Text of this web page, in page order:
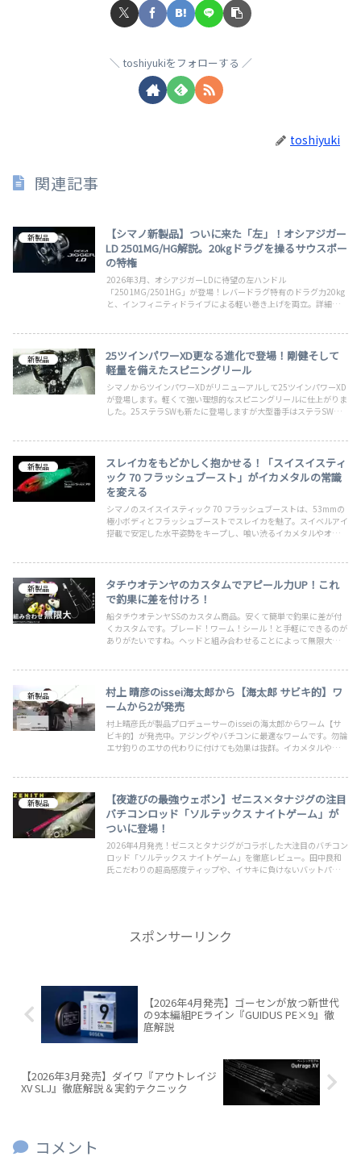
toshiyukiをフォローする
toshiyuki
関連記事
新製品
【シマノ新製品】ついに来た「左」！オシアジガー
LD 2501MG/HG解説。20kgドラグを操るサウスポー
の特権
2026年3月、オシアジガーLDに待望の左ハンドル
「2501MG/2501HG」が登場！レバードラグ特有のドラグ力20kg
と、インフィニティドライブによる軽い巻き上げを両立。詳細スペ
新製品
25ツインパワーXD更なる進化で登場！剛健そして
軽量を備えたスピニングリール
シマノからツインパワーXDがリニューアルして25ツインパワーXD
が登場します。軽くて強い理想的なスピニングリールに仕上がりま
した。25ステラSWも新たに登場しますが大型番手はステラSW、
新製品
スレイカをもどかしく抱かせる！「スイスイスティ
ック 70 フラッシュブースト」がイカメタルの常識
を変える
シマノのスイスイスティック 70 フラッシュブーストは、53mmの
極小ボディとフラッシュブーストでスレイカを魅了。スイベルアイ
搭載で安定した水平姿勢をキープし、喰い渋るイカメタルやオモリ
新製品
タチウオテンヤのカスタムでアピール力UP！これ
で釣果に差を付けろ！
船タチウオテンヤSSのカスタム商品。安くて簡単で釣果に差が付
くカスタムです。ブレード！ワーム！シール！と手軽にできるのが
ありがたいですね。ヘッドと組み合わせることによって無限大のカ
新製品
村上 晴彦のissei海太郎から【海太郎 サビキ的】ワ
ームから2が発売
村上晴彦氏が製品プロデューサーのisseiの海太郎からワーム【サ
ビキ的】が発売中。アジングやバチコンに最適なワームです。勿論
エサ釣りのエサの代わりに付けても効果は抜群。イカメタルやナイ
新製品
【夜遊びの最強ウェポン】ゼニス×タナジグの注目
バチコンロッド「ソルテックス ナイトゲーム」が
ついに登場！
2026年4月発売！ゼニスとタナジグがコラボした大注目のバチコン
ロッド「ソルテックス ナイトゲーム」を徹底レビュー。田中良和
氏こだわりの超高感度ティップや、イサキに負けないバットパワー
スポンサーリンク
【2026年4月発売】ゴーセンが放つ新世代
の9本編組PEライン『GUIDUS PE×9』徹
底解説
【2026年3月発売】ダイワ『アウトレイジ
XV SLJ』徹底解説＆実釣テクニック
コメント